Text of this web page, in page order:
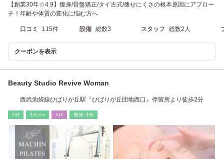
【創業30年☆4.9】痩身/骨盤矯正/タイ古式/痩せにくさの根本原因にアプロー
チ！年齢や体質の変化に悩む方へ
口コミ 115件 設備 総数3 スタッフ 総数2人
クーポンを表示
Beauty Studio Revive Woman
西武池袋線ひばりが丘駅『ひばりが丘団地西口』停留所より徒歩2分
ﾘﾗｸ ﾘﾌﾚｯｼｭ ｴｽﾃ 整体･ｶｲﾛ